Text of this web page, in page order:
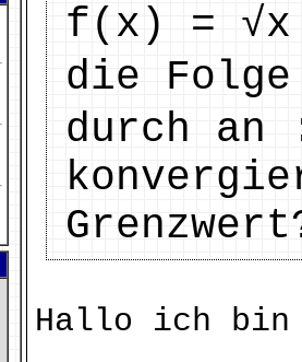
f(x) = √x
die Folge
durch
Hallo ich